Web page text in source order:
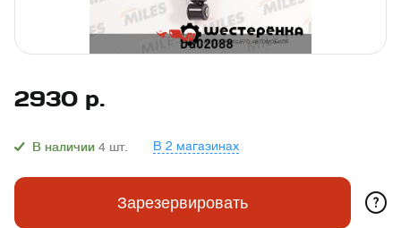
2930 р.
В наличии 4 шт. В 2 магазинах
Зарезервировать ?